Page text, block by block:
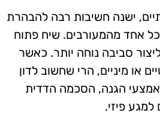
ישנה חשיבות רבה להבהרת
כל אחד מהמעורבים. שיח פתוח
סביבה נוחה יותר. כאשר
או מיניים, הרי שחשוב לדון
הגנה, הסכמה הדדית
למגע פיזי.